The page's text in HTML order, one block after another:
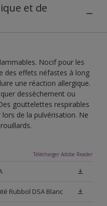
et de
Nocif pour les
des effets néfastes à long
une réaction allergique.
dessèchement ou
gouttelettes respirables
de la pulvérisation. Ne
Télécharger Adobe Reader
Rubbol DSA Blanc